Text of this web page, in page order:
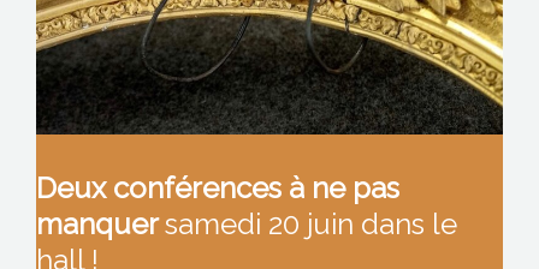
Deux conférences à ne pas
manquersamedi 20 juin dans le
hall !